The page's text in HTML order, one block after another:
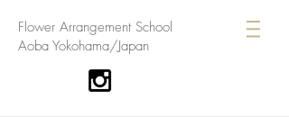
​Flower Arrangement School
Aoba Yokohama/Japan